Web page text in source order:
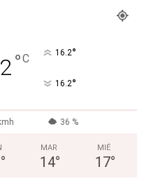
°C 16.2°
16.2°
36 %
°
MAR
14°
MIÉ
17°